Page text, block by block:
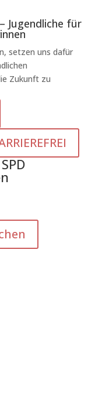
Jugendliche für
setzen uns dafür
Zukunft zu